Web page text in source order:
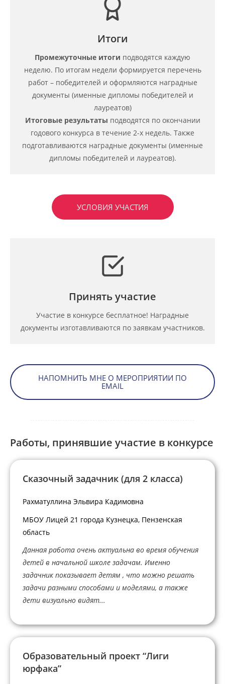
Итоги
Промежуточные итоги подводятся каждую
неделю. По итогам недели формируется перечень
работ – победителей и оформляются наградные
документы (именные дипломы победителей и
лауреатов)
Итоговые результаты подводятся по окончании
годового конкурса в течение 2-х недель. Также
подготавливаются наградные документы (именные
дипломы победителей и лауреатов).
УСЛОВИЯ УЧАСТИЯ
Принять участие
Участие в конкурсе бесплатное! Наградные
документы изготавливаются по заявкам участников.
НАПОМНИТЬ МНЕ О МЕРОПРИЯТИИ ПО
EMAIL
Работы, принявшие участие в конкурсе
Сказочный задачник (для 2 класса)
Рахматуллина Эльвира Кадимовна
МБОУ Лицей 21 города Кузнецка, Пензенская
область
Данная работа очень актуальна во время обучения
детей в начальной школе задачам. Именно
задачник показывает детям , что можно решать
задачи разными способами и моделями, а также
дети визуально видят...
Образовательный проект “Лиги
юрфака”